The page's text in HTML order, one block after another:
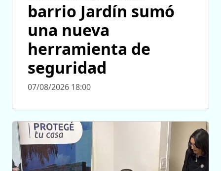
barrio Jardín sumó
una nueva
herramienta de
seguridad
07/08/2026 18:00